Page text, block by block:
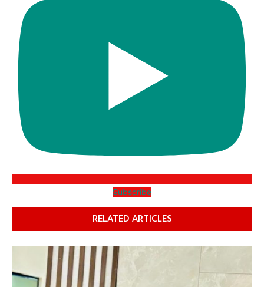
Subscribe
RELATED ARTICLES